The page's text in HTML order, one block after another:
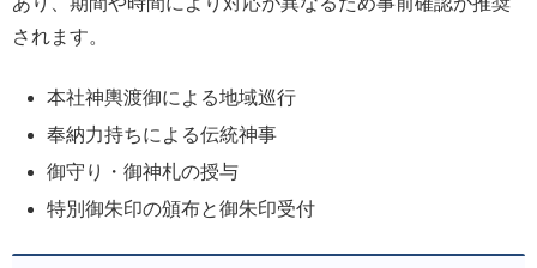
されます。
本社神輿渡御による地域巡行
奉納力持ちによる伝統神事
御守り・御神札の授与
特別御朱印の頒布と御朱印受付